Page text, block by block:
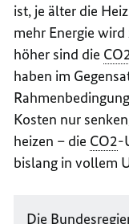
ist, je älter die
mehr Energie
höher sind die
haben im
Kosten nur
heizen – die CO2-
bislang in vollem
Die